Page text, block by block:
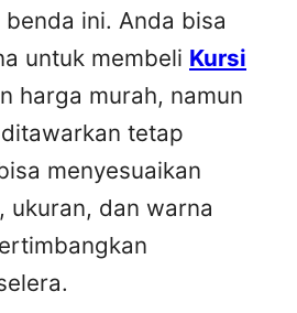
ini. Anda bisa
untuk membeli Kursi
harga murah, namun
tetap
menyesuaikan
ukuran, dan warna